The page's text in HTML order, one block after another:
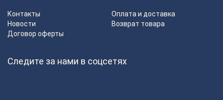
Контакты
Новости
Договор оферты
Оплата и доставка
Возврат товара
Следите за нами в соцсетях